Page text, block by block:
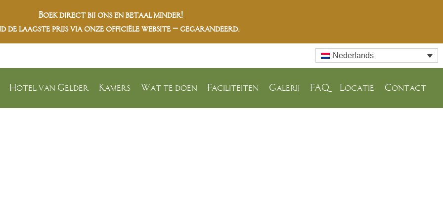
Boek direct bij ons en betaal minder!
delaagste prijsvia onze officiële website – gegarandeerd.
Hotel van Gelder Kamers Wat te doen Faciliteiten Galerij FAQ Locatie Contact
Nederlands